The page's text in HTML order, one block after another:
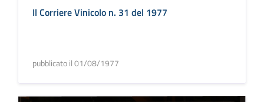
Il Corriere Vinicolo n. 31 del 1977
pubblicato il 01/08/1977